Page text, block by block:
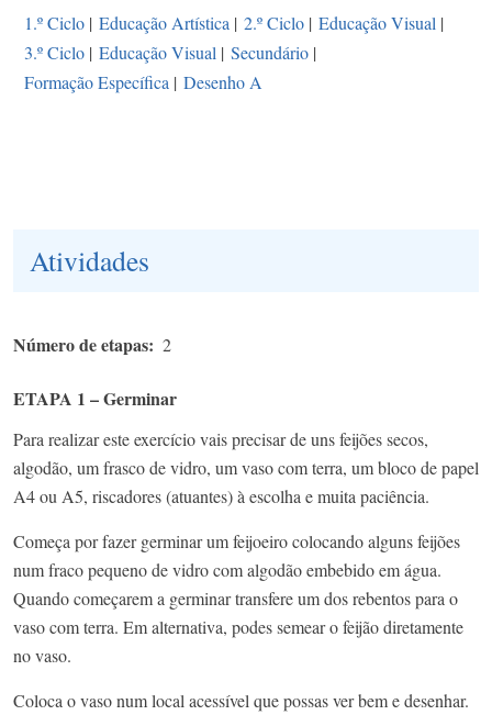
1.º Ciclo | Educação Artística | 2.º Ciclo | Educação Visual |
3.º Ciclo | Educação Visual | Secundário |
Formação Específica | Desenho A
Atividades
Número de etapas 2
ETAPA 1 – Germinar
Para realizar este exercício vais precisar de uns feijões secos,
algodão, um frasco de vidro, um vaso com terra, um bloco de papel
A4 ou A5, riscadores (atuantes) à escolha e muita paciência.
Começa por fazer germinar um feijoeiro colocando alguns feijões
num fraco pequeno de vidro com algodão embebido em água.
Quando começarem a germinar transfere um dos rebentos para o
vaso com terra. Em alternativa, podes semear o feijão diretamente
no vaso.
Coloca o vaso num local acessível que possas ver bem e desenhar.